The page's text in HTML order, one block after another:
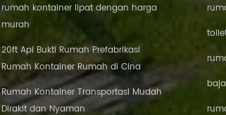
rumah kontainer lipat dengan harga
murah
20ft Api Bukti Rumah Prefabrikasi
Rumah Kontainer Rumah di Cina
Rumah Kontainer Transportasi Mudah
Dirakit dan Nyaman